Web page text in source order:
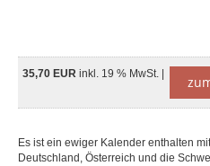
35,70 EUR inkl. 19 % MwSt. |
Es ist ein ewiger Kalender enthalten
Deutschland, Österreich und die